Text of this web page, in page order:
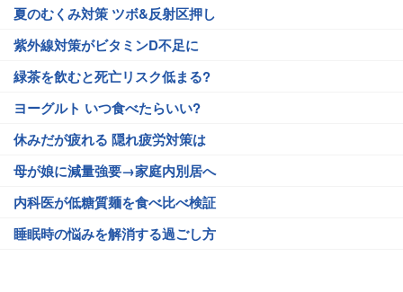
夏のむくみ対策 ツボ&反射区押し
紫外線対策がビタミンD不足に
緑茶を飲むと死亡リスク低まる?
ヨーグルト いつ食べたらいい?
休みだが疲れる 隠れ疲労対策は
母が娘に減量強要→家庭内別居へ
内科医が低糖質麺を食べ比べ検証
睡眠時の悩みを解消する過ごし方